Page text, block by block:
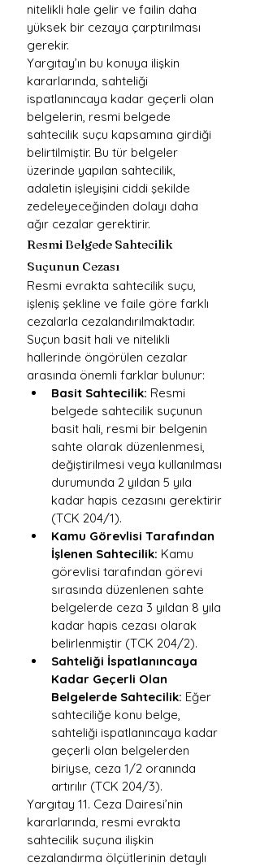
nitelikli hale gelir ve failin daha
yüksek bir cezaya çarptırılması
gerekir.
Yargıtay’ın bu konuya ilişkin
kararlarında, sahteliği
ispatlanıncaya kadar geçerli olan
belgelerin, resmi belgede
sahtecilik suçu kapsamına girdiği
belirtilmiştir. Bu tür belgeler
üzerinde yapılan sahtecilik,
adaletin işleyişini ciddi şekilde
zedeleyeceğinden dolayı daha
ağır cezalar gerektirir.
Resmi Belgede Sahtecilik
Suçunun Cezası
Resmi evrakta sahtecilik suçu,
işleniş şekline ve faile göre farklı
cezalarla cezalandırılmaktadır.
Suçun basit hali ve nitelikli
hallerinde öngörülen cezalar
arasında önemli farklar bulunur:
Basit Sahtecilik: Resmi
belgede sahtecilik suçunun
basit hali, resmi bir belgenin
sahte olarak düzenlenmesi,
değiştirilmesi veya kullanılması
durumunda 2 yıldan 5 yıla
kadar hapis cezasını gerektirir
(TCK 204/1).
Kamu Görevlisi Tarafından
İşlenen Sahtecilik: Kamu
görevlisi tarafından görevi
sırasında düzenlenen sahte
belgelerde ceza 3 yıldan 8 yıla
kadar hapis cezası olarak
belirlenmiştir (TCK 204/2).
Sahteliği İspatlanıncaya
Kadar Geçerli Olan
Belgelerde Sahtecilik: Eğer
sahteciliğe konu belge,
sahteliği ispatlanıncaya kadar
geçerli olan belgelerden
biriyse, ceza 1/2 oranında
artırılır (TCK 204/3).
Yargıtay 11. Ceza Dairesi’nin
kararlarında, resmi evrakta
sahtecilik suçuna ilişkin
cezalandırma ölçütlerinin detaylı